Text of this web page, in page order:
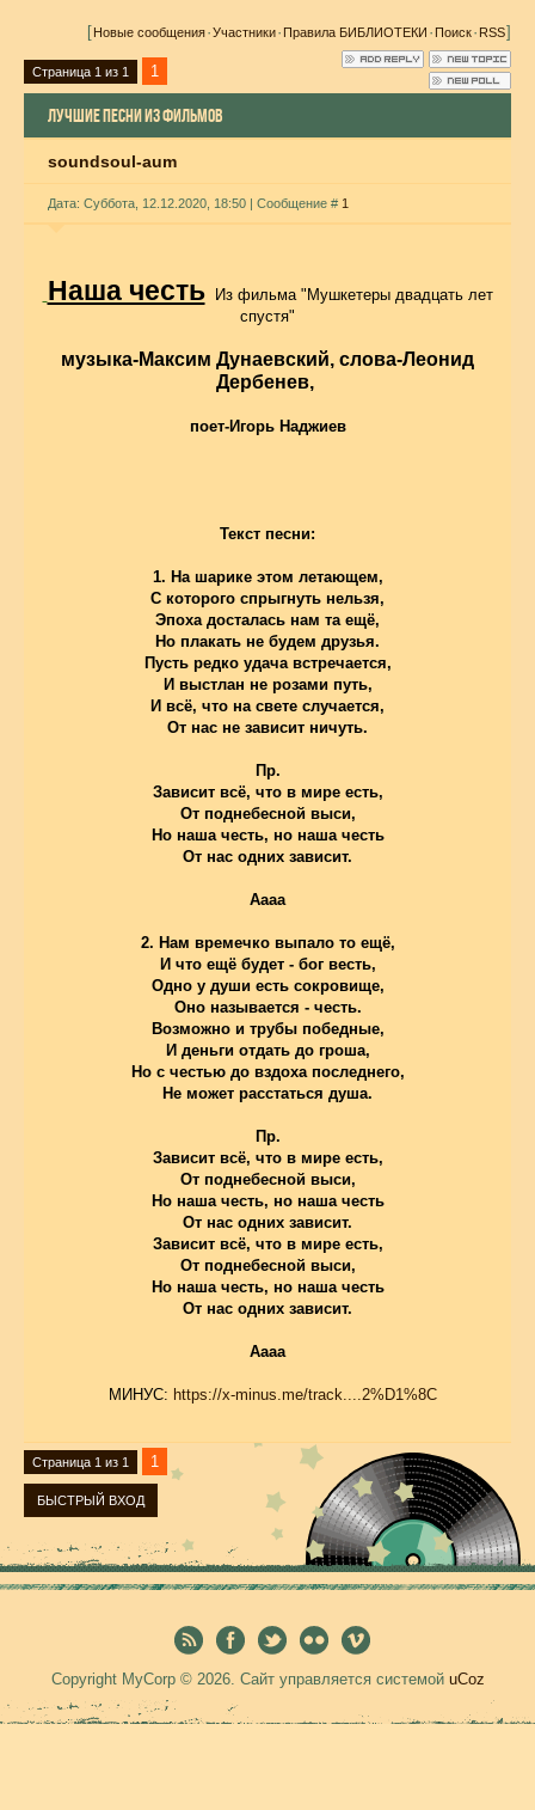
[Новые сообщения·Участники·Правила БИБЛИОТЕКИ·Поиск·RSS]
Страница 1 из 1 1
ЛУЧШИЕ ПЕСНИ ИЗ ФИЛЬМОВ
soundsoul-aum
Дата: Суббота, 12.12.2020, 18:50 | Сообщение # 1
Наша честьИз фильма "Мушкетеры двадцать лет
спустя"
музыка-Максим Дунаевский, слова-Леонид
Дербенев,
поет-Игорь Наджиев
Текст песни:
1. На шарике этом летающем,
С которого спрыгнуть нельзя,
Эпоха досталась нам та ещё,
Но плакать не будем друзья.
Пусть редко удача встречается,
И выстлан не розами путь,
И всё, что на свете случается,
От нас не зависит ничуть.
Пр.
Зависит всё, что в мире есть,
От поднебесной выси,
Но наша честь, но наша честь
От нас одних зависит.
Аааа
2. Нам времечко выпало то ещё,
И что ещё будет - бог весть,
Одно у души есть сокровище,
Оно называется - честь.
Возможно и трубы победные,
И деньги отдать до гроша,
Но с честью до вздоха последнего,
Не может расстаться душа.
Пр.
Зависит всё, что в мире есть,
От поднебесной выси,
Но наша честь, но наша честь
От нас одних зависит.
Зависит всё, что в мире есть,
От поднебесной выси,
Но наша честь, но наша честь
От нас одних зависит.
Аааа
МИНУС: https://x-minus.me/track....2%D1%8C
Страница 1 из 1 1
Copyright MyCorp © 2026. Сайт управляется системой uCoz